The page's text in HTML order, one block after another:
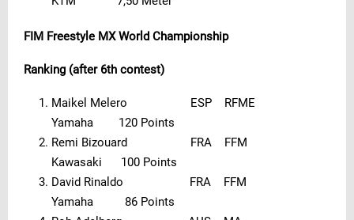
FIM Freestyle MX World Championship
Ranking (after 6th contest)
Maikel Melero ESP RFME
Yamaha 120 Points
Remi Bizouard FRA FFM
Kawasaki 100 Points
David Rinaldo FRA FFM
Yamaha 86 Points